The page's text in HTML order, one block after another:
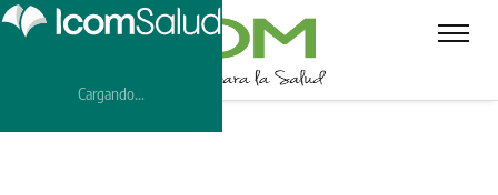
Cargando...